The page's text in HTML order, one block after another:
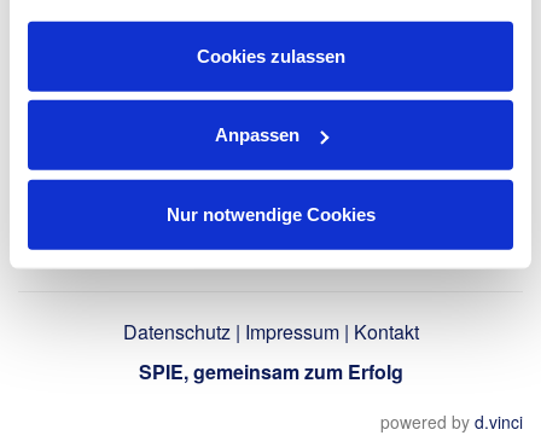
Informationen zu Cookies finden Sie in unseren
Datenschutzhinweisen .
Cookies zulassen
Anpassen
Nur notwendige Cookies
Zurück
Datenschutz| Impressum| Kontakt
SPIE, gemeinsam zum Erfolg
powered by d.vinci